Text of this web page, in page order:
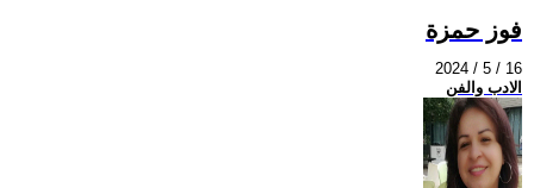
فوز حمزة
2024 / 5 / 16
الادب والفن